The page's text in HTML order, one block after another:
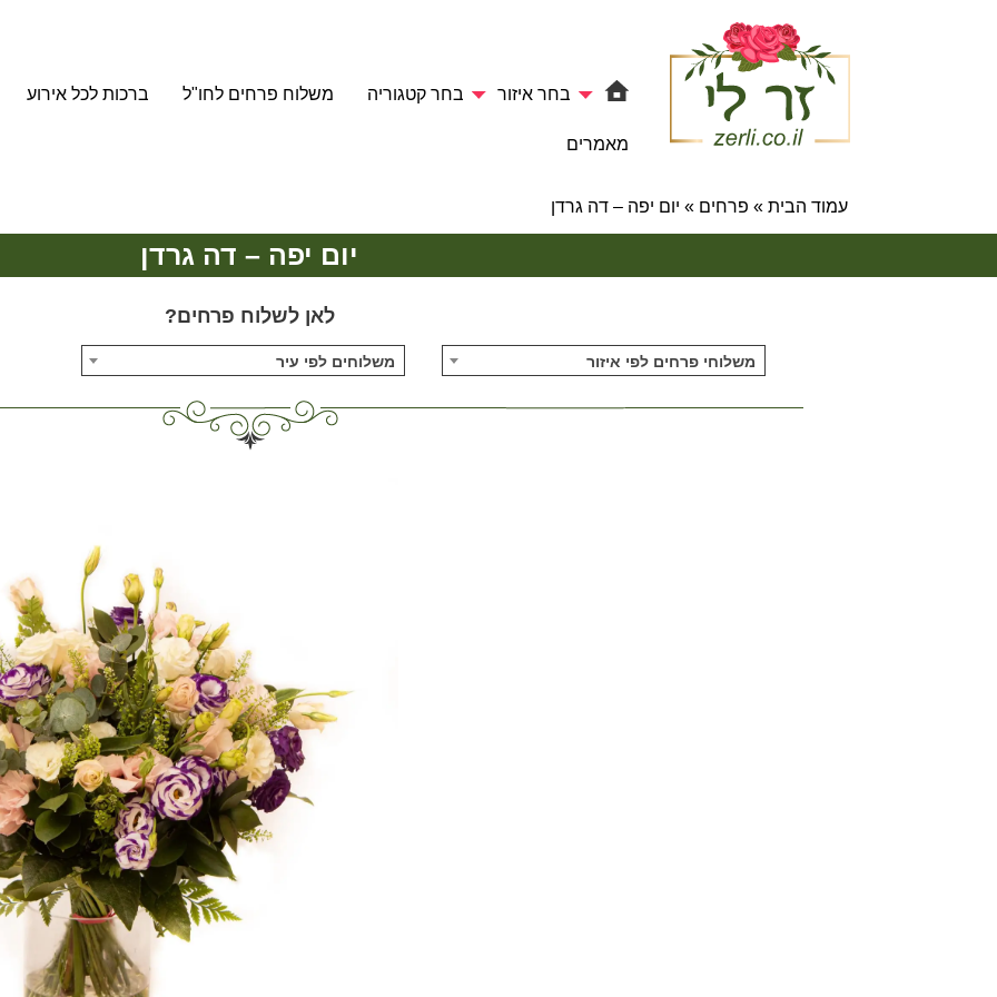
בחר איזור בחר קטגוריה משלוח פרחים לחו"ל ברכות לכל אירוע
מאמרים
עמוד הבית » פרחים » יום יפה – דה גרדן
יום יפה – דה גרדן
לאן לשלוח פרחים?
משלוחי פרחים לפי איזור משלוחים לפי עיר